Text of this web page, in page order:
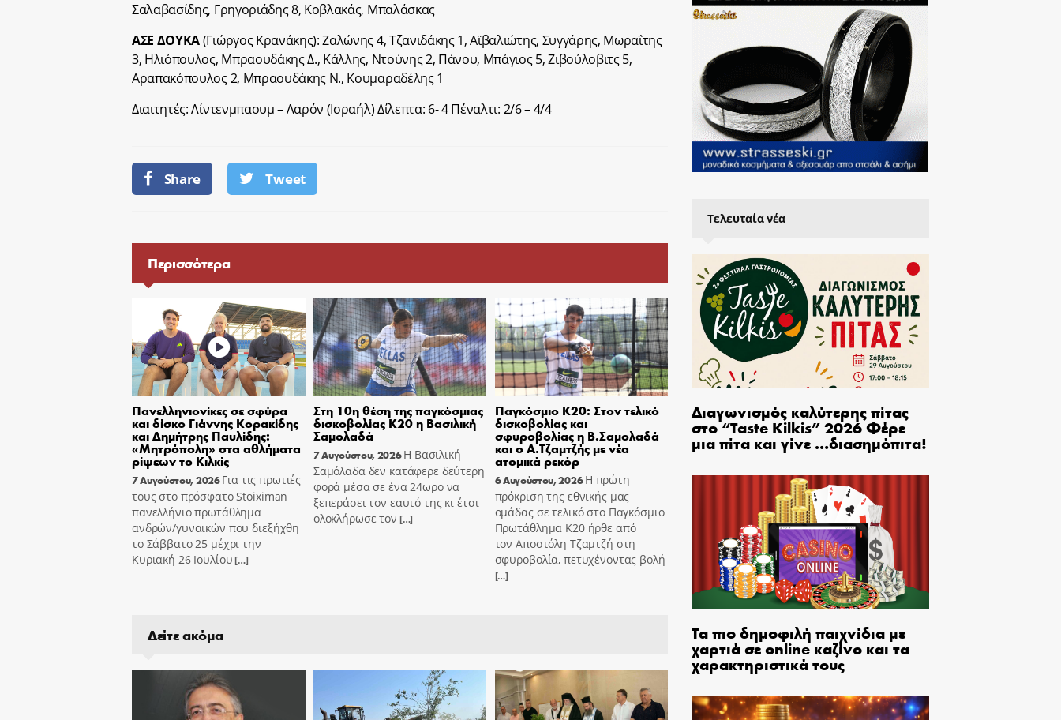
Σαλαβασίδης, Γρηγοριάδης 8, Κοβλακάς, Μπαλάσκας
ΑΣΕ ΔΟΥΚΑ(Γιώργος Κρανάκης): Ζαλώνης 4, Τζανιδάκης 1, Αϊβαλιώτης, Συγγάρης, Μωραΐτης
3, Ηλιόπουλος, Μπραουδάκης Δ., Κάλλης, Ντούνης 2, Πάνου, Μπάγιος 5, Ζιβούλοβιτς 5,
Αραπακόπουλος 2, Μπραουδάκης Ν., Κουμαραδέλης 1
Διαιτητές: Λίντενμπαουμ – Λαρόν (Ισραήλ) Δίλεπτα: 6- 4 Πέναλτι: 2/6 – 4/4
Share Tweet
Περισσότερα
Πανελληνιονίκες σε σφύρα
και δίσκο Γιάννης Κορακίδης
και Δημήτρης Παυλίδης:
«Μητρόπολη» στα αθλήματα
ρίψεων το Κιλκίς
7 Αυγούστου, 2026Για τις πρωτιές
τους στο πρόσφατο Stoiximan
πανελλήνιο πρωτάθλημα
ανδρών/γυναικών που διεξήχθη
το Σάββατο 25 μέχρι την
Κυριακή 26 Ιουλίου[…]
Στη 10η θέση της παγκόσμιας
δισκοβολίας Κ20 η Βασιλική
Σαμολαδά
7 Αυγούστου, 2026 Η Βασιλική
Σαμόλαδα δεν κατάφερε δεύτερη
φορά μέσα σε ένα 24ωρο να
ξεπεράσει τον εαυτό της κι έτσι
ολοκλήρωσε τον […]
Παγκόσμιο Κ20: Στον τελικό
δισκοβολίας και
σφυροβολίας η Β.Σαμολαδά
και ο Α.Τζαμτζής με νέα
ατομικά ρεκόρ
6 Αυγούστου, 2026 Η πρώτη
πρόκριση της εθνικής μας
ομάδας σε τελικό στο Παγκόσμιο
Πρωτάθλημα Κ20 ήρθε από
τον Αποστόλη Τζαμτζή στη
σφυροβολία, πετυχένοντας βολή
[…]
Δείτε ακόμα
Τελευταία νέα
Διαγωνισμός καλύτερης πίτας
στο “Taste Kilkis” 2026 Φέρε
μια πίτα και γίνε …διασημόπιτα!
Τα πιο δημοφιλή παιχνίδια με
χαρτιά σε online καζίνο και τα
χαρακτηριστικά τους